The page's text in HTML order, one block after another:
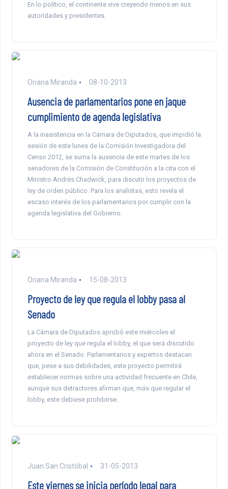
En lo político, el continente vive creyendo menos en sus
autoridades y presidentes.
Oriana Miranda 08-10-2013
Ausencia de parlamentarios pone en jaque
cumplimiento de agenda legislativa
A la inasistencia en la Cámara de Diputados, que impidió la
sesión de este lunes de la Comisión Investigadora del
Censo 2012, se suma la ausencia de este martes de los
senadores de la Comisión de Constitución a la cita con el
Ministro Andrés Chadwick, para discutir los proyectos de
ley de orden público. Para los analistas, esto revela el
escaso interés de los parlamentarios por cumplir con la
agenda legislativa del Gobierno.
Oriana Miranda 15-08-2013
Proyecto de ley que regula el lobby pasa al
Senado
La Cámara de Diputados aprobó este miércoles el
proyecto de ley que regula el lobby, el que será discutido
ahora en el Senado. Parlamentarios y expertos destacan
que, pese a sus debilidades, este proyecto permitirá
establecer normas sobre una actividad frecuente en Chile,
aunque sus detractores afirman que, más que regular el
lobby, este debiese prohibirse.
Juan San Cristóbal 31-05-2013
Este viernes se inicia período legal para